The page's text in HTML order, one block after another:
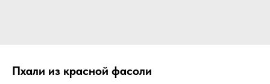
Пхали из красной фасоли